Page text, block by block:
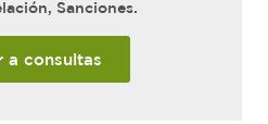
Sanciones.
a consultas